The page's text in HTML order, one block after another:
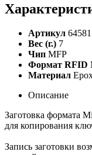
Артикул 64581
Вес (г.) 7
Чип MFP
Формат RFID
Материал
Описание
Заготовка формата
для копирования
Запись заготовки